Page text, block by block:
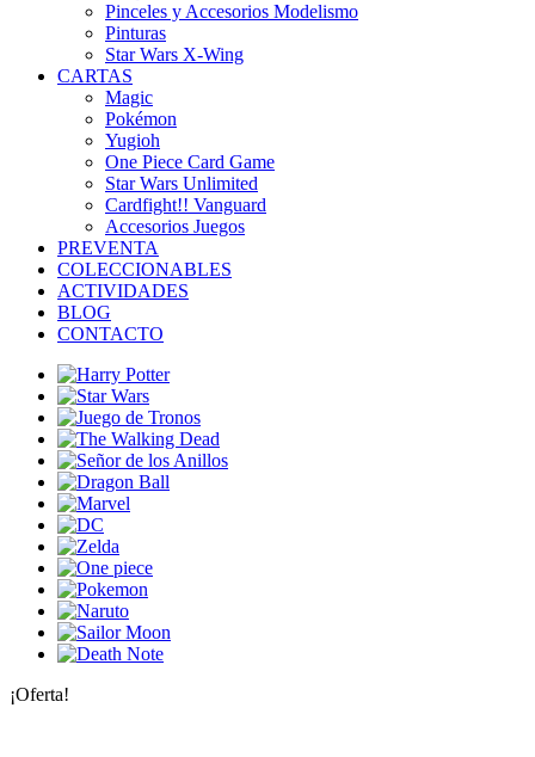
Pinceles y Accesorios Modelismo
Pinturas
Star Wars X-Wing
CARTAS
Magic
Pokémon
Yugioh
One Piece Card Game
Star Wars Unlimited
Cardfight!! Vanguard
Accesorios Juegos
PREVENTA
COLECCIONABLES
ACTIVIDADES
BLOG
CONTACTO
¡Oferta!